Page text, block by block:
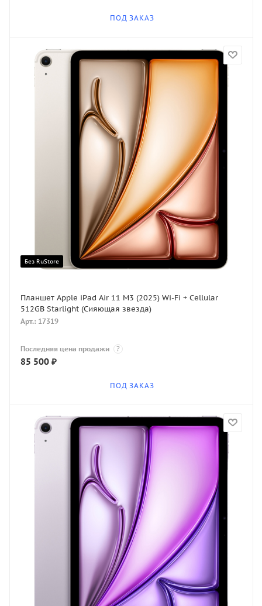
ПОД ЗАКАЗ
Без RuStore
Планшет Apple iPad Air 11 M3 (2025) Wi-Fi + Cellular
512GB Starlight (Сияющая звезда)
Арт.: 17319
Последняя цена продажи ?
85 500 ₽
ПОД ЗАКАЗ